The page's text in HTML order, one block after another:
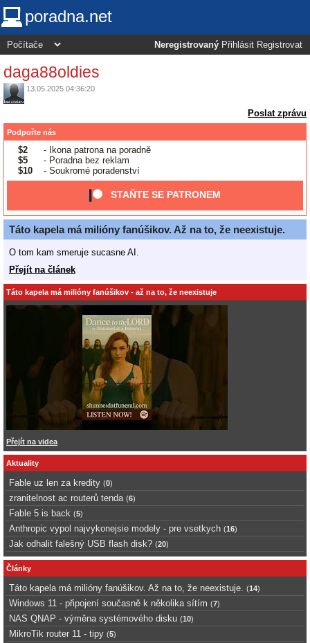
poradna.net
Neregistrovaný Přihlásit Registrovat
daga88oldies
13.05.2025 04:36:20
Poslat zprávu
Podpořte nás
$2
- Ikona patrona na poradně
$5
- Poradna bez reklam
$10
- Soukromé poradenství
STAŇTE SE PATRONEM
Táto kapela má milióny fanúšikov. Až na to, že neexistuje.
O tom kam smeruje sucasne AI.
Přejít na článek
Táto kapela má milióny fanúšikov - až na to, že neexistuje
Přejít na videa
Aktuality
Fable uz len za kredity (0)
zranitelnost ac routerů tenda (6)
Fable 5 is back (5)
Anthropic vypol najvykonejsie modely - pre vsetkych (16)
Jak odhalit falešný USB flash disk? (20)
Články
Táto kapela má milióny fanúšikov. Až na to, že neexistuje. (14)
Windows 11 - připojení současně k několika sítím (7)
NAS QNAP - výměna systémového disku (10)
MikroTik router 11 - tipy (5)